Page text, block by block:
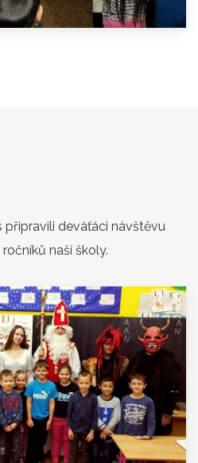
připravili deváťáci návštěvu
naší školy.